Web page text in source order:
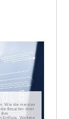
Wie die meisten
Besucher ihrer
Einfluss. Weitere